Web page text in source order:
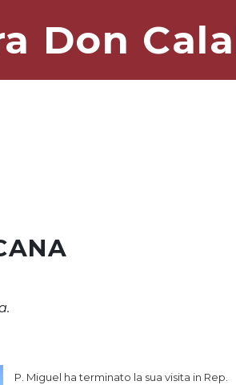
Don
P. Miguel ha terminato la sua visita in Rep.